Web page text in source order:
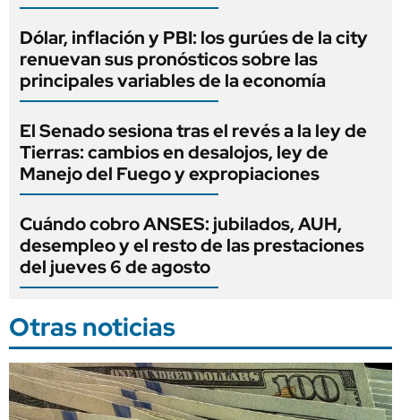
Dólar, inflación y PBI: los gurúes de la city
renuevan sus pronósticos sobre las
principales variables de la economía
El Senado sesiona tras el revés a la ley de
Tierras: cambios en desalojos, ley de
Manejo del Fuego y expropiaciones
Cuándo cobro ANSES: jubilados, AUH,
desempleo y el resto de las prestaciones
del jueves 6 de agosto
Otras noticias